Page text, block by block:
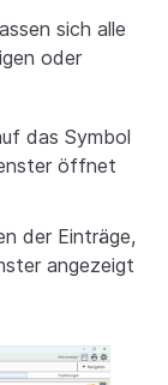
sich alle
oder
das Symbol
öffnet
der Einträge,
angezeigt